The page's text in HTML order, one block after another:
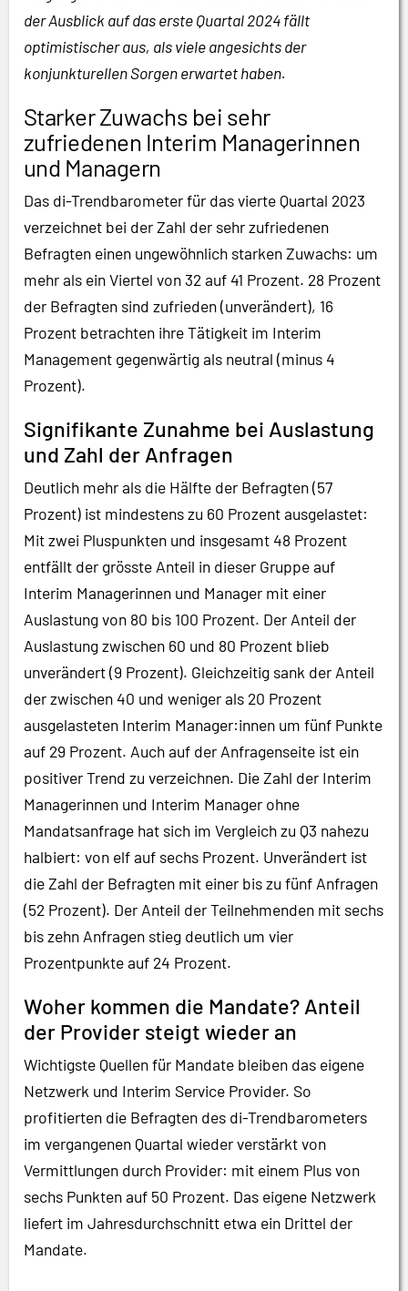
der Ausblick auf das erste Quartal 2024 fällt
optimistischer aus, als viele angesichts der
konjunkturellen Sorgen erwartet haben.
Starker Zuwachs bei sehr
zufriedenen Interim Managerinnen
und Managern
Das di-Trendbarometer für das vierte Quartal 2023
verzeichnet bei der Zahl der sehr zufriedenen
Befragten einen ungewöhnlich starken Zuwachs: um
mehr als ein Viertel von 32 auf 41 Prozent. 28 Prozent
der Befragten sind zufrieden (unverändert), 16
Prozent betrachten ihre Tätigkeit im Interim
Management gegenwärtig als neutral (minus 4
Prozent).
Signifikante Zunahme bei Auslastung
und Zahl der Anfragen
Deutlich mehr als die Hälfte der Befragten (57
Prozent) ist mindestens zu 60 Prozent ausgelastet:
Mit zwei Pluspunkten und insgesamt 48 Prozent
entfällt der grösste Anteil in dieser Gruppe auf
Interim Managerinnen und Manager mit einer
Auslastung von 80 bis 100 Prozent. Der Anteil der
Auslastung zwischen 60 und 80 Prozent blieb
unverändert (9 Prozent). Gleichzeitig sank der Anteil
der zwischen 40 und weniger als 20 Prozent
ausgelasteten Interim Manager:innen um fünf Punkte
auf 29 Prozent. Auch auf der Anfragenseite ist ein
positiver Trend zu verzeichnen. Die Zahl der Interim
Managerinnen und Interim Manager ohne
Mandatsanfrage hat sich im Vergleich zu Q3 nahezu
halbiert: von elf auf sechs Prozent. Unverändert ist
die Zahl der Befragten mit einer bis zu fünf Anfragen
(52 Prozent). Der Anteil der Teilnehmenden mit sechs
bis zehn Anfragen stieg deutlich um vier
Prozentpunkte auf 24 Prozent.
Woher kommen die Mandate? Anteil
der Provider steigt wieder an
Wichtigste Quellen für Mandate bleiben das eigene
Netzwerk und Interim Service Provider. So
profitierten die Befragten des di-Trendbarometers
im vergangenen Quartal wieder verstärkt von
Vermittlungen durch Provider: mit einem Plus von
sechs Punkten auf 50 Prozent. Das eigene Netzwerk
liefert im Jahresdurchschnitt etwa ein Drittel der
Mandate.